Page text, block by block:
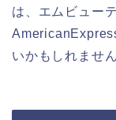
は、エムビュー
いかもしれません